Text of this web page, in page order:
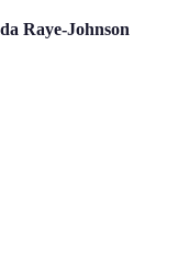
Raye-Johnson